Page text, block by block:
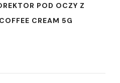
POD OCZY Z
CREAM 5G